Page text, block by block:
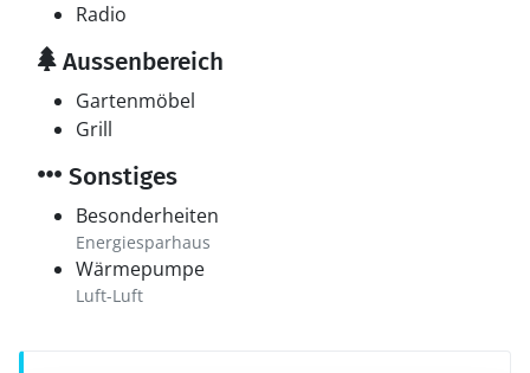
Radio
Aussenbereich
Gartenmöbel
Grill
Sonstiges
Besonderheiten
Energiesparhaus
Wärmepumpe
Luft-Luft